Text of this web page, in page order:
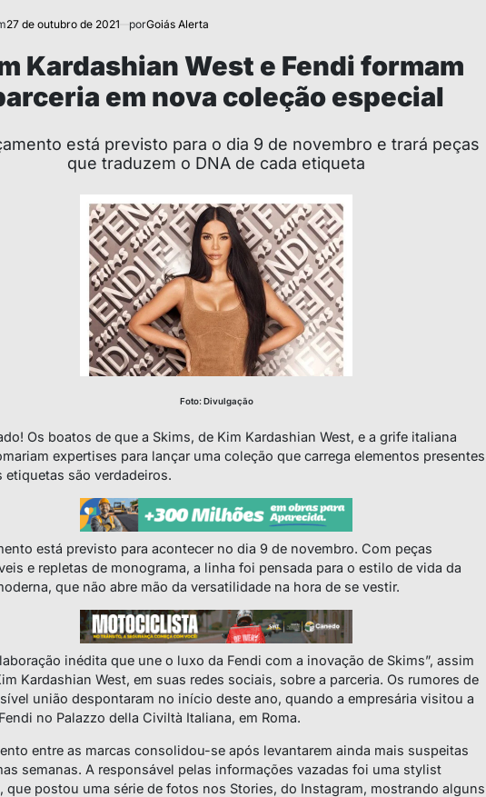
27 de outubro de 2021 porGoiás Alerta
Kardashian West e Fendi formam
em nova coleção especial
está previsto para o dia 9 de novembro e trará peças
que traduzem o DNA de cada etiqueta
Foto: Divulgação
Os boatos de que a Skims, de Kim Kardashian West, e a grife italiana
expertises para lançar uma coleção que carrega elementos presentes
etiquetas são verdadeiros.
está previsto para acontecer no dia 9 de novembro. Com peças
e repletas de monograma, a linha foi pensada para o estilo de vida da
que não abre mão da versatilidade na hora de se vestir.
inédita que une o luxo da Fendi com a inovação de Skims”, assim
Kardashian West, em suas redes sociais, sobre a parceria. Os rumores de
união despontaram no início deste ano, quando a empresária visitou a
no Palazzo della Civiltà Italiana, em Roma.
entre as marcas consolidou-se após levantarem ainda mais suspeitas
semanas. A responsável pelas informações vazadas foi uma stylist
que postou uma série de fotos nos Stories, do Instagram, mostrando alguns